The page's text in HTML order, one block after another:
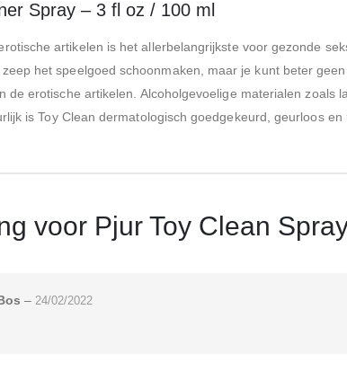
Spray – 3 fl oz / 100 ml
artikelen is het allerbelangrijkste voor gezonde
het speelgoed schoonmaken, maar je kunt beter
de erotische artikelen. Alcoholgevoelige materialen
is Toy Clean dermatologisch goedgekeurd, geurloos
voor Pjur Toy Clean
– 24/02/2022